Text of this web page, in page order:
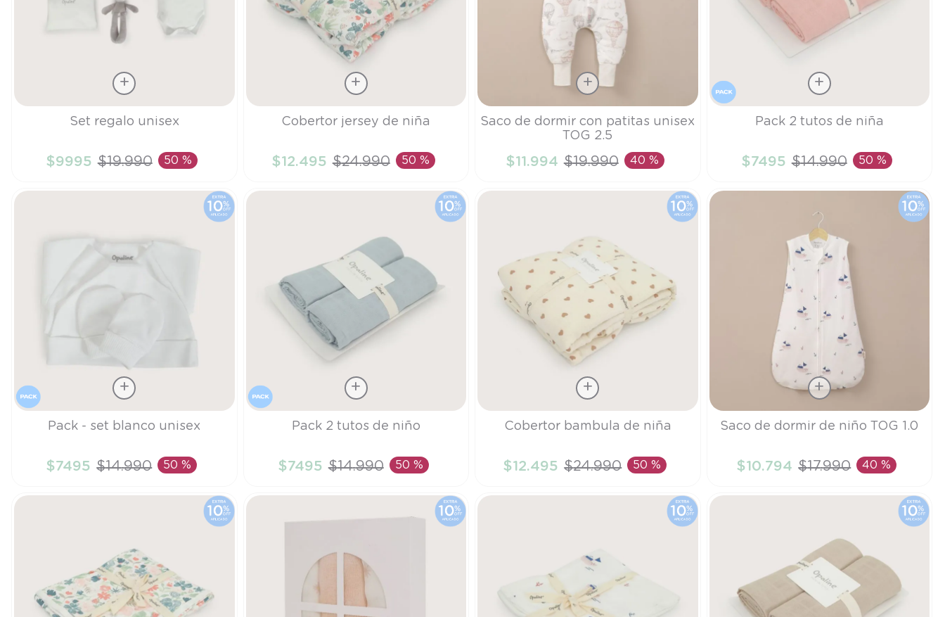
AÑADIR AL CARRITO
Set regalo unisex
$9995 $19.990 50 % AÑADIR AL CARRITO
Cobertor jersey de niña
$12.495 $24.990 50 %
Talla
AÑADIR AL CARRITO
Saco de dormir con patitas unisex
TOG 2.5
$11 .994 $19.990 40 % AÑADIR AL CARRITO
Pack 2 tutos de niña
$7495 $14.990 50 %
AÑADIR AL CARRITO
Pack - set blanco unisex
$7495 $14.990 50 % AÑADIR AL CARRITO
Pack 2 tutos de niño
$7495 $14.990 50 % AÑADIR AL CARRITO
Cobertor bambula de niña
$12.495 $24.990 50 %
Talla
AÑADIR AL CARRITO
Saco de dormir de niño TOG 1.0
$10.794 $17.990 40 %